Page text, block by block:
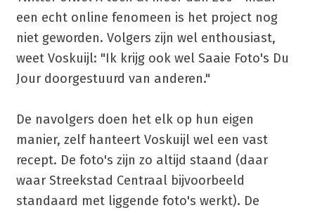
een echt online fenomeen is het project nog
niet geworden. Volgers zijn wel enthousiast,
weet Voskuijl: "Ik krijg ook wel Saaie Foto's Du
Jour doorgestuurd van anderen."
De navolgers doen het elk op hun eigen
manier, zelf hanteert Voskuijl wel een vast
recept. De foto's zijn zo altijd staand (daar
waar Streekstad Centraal bijvoorbeeld
standaard met liggende foto's werkt). De